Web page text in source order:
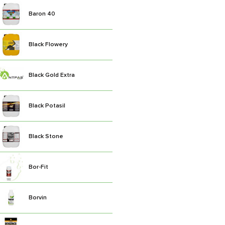
Baron 40
Black Flowery
Black Gold Extra
Black Potasil
Black Stone
Bor-Fit
Borvin